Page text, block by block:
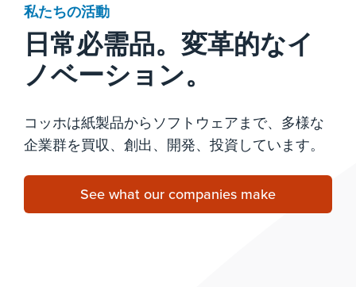
私たちの活動
日常必需品。変革的なイ
ノベーション。
コッホは紙製品からソフトウェアまで、多様な
企業群を買収、創出、開発、投資しています。
See what our companies make